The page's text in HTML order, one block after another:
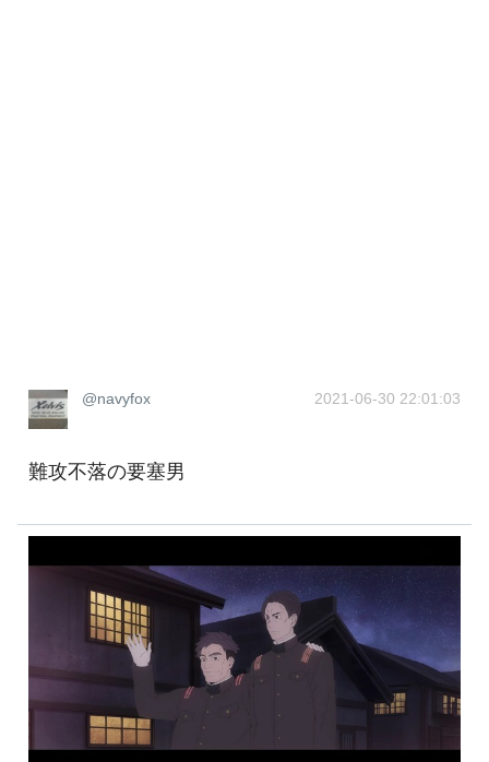
@navyfox 2021-06-30 22:01:03
難攻不落の要塞男